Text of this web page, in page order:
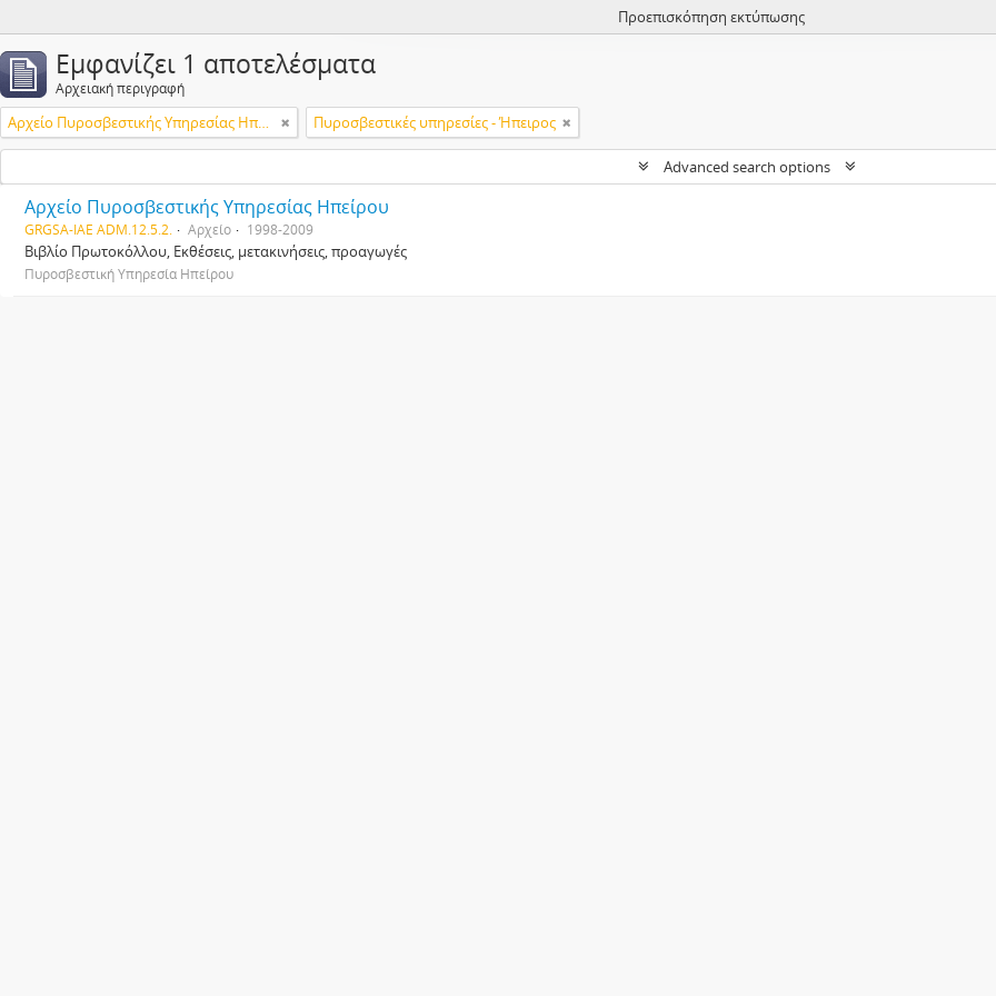
Προεπισκόπηση εκτύπωσης
Εμφανίζει 1 αποτελέσματα
Αρχειακή περιγραφή
Αρχείο Πυροσβεστικής Υπηρεσίας Ηπείρου Πυροσβεστικές υπηρεσίες - Ήπειρος
Advanced search options
Αρχείο Πυροσβεστικής Υπηρεσίας Ηπείρου
GRGSA-IAE ADM.12.5.2. Αρχείο 1998-2009
Βιβλίο Πρωτοκόλλου, Εκθέσεις, μετακινήσεις, προαγωγές
Πυροσβεστική Υπηρεσία Ηπείρου